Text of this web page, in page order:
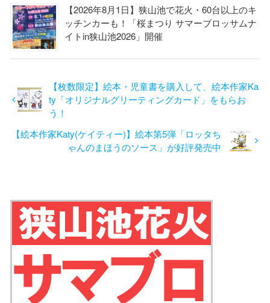
【2026年8月1日】狭山池で花火・60台以上のキ
ッチンカーも！「桜まつり サマーブロッサムナ
イトin狭山池2026」開催
【枚数限定】絵本・児童書を購入して、絵本作家Ka
ty「オリジナルグリーティングカード」をもらお
う！
【絵本作家Katy(ケイティー)】絵本第5弾「ロッタち
ゃんのまほうのソース」が好評発売中